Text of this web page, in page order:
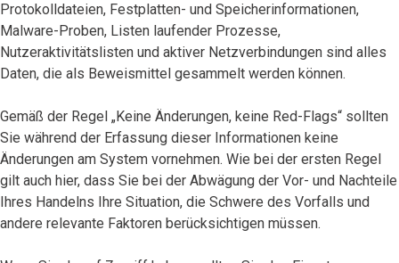
Protokolldateien, Festplatten- und Speicherinformationen,
Malware-Proben, Listen laufender Prozesse,
Nutzeraktivitätslisten und aktiver Netzverbindungen sind alles
Daten, die als Beweismittel gesammelt werden können.
Gemäß der Regel „Keine Änderungen, keine Red-Flags“ sollten
Sie während der Erfassung dieser Informationen keine
Änderungen am System vornehmen. Wie bei der ersten Regel
gilt auch hier, dass Sie bei der Abwägung der Vor- und Nachteile
Ihres Handelns Ihre Situation, die Schwere des Vorfalls und
andere relevante Faktoren berücksichtigen müssen.